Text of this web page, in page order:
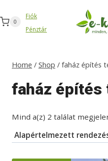
to
content
0
Fiók
Pénztár
Home / Shop / faház építés
faház építés
Mind a(z) 2 találat